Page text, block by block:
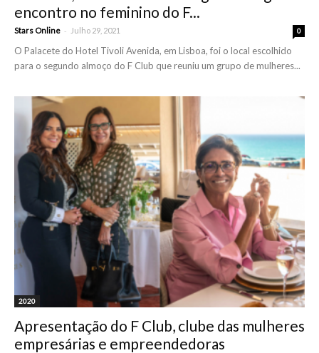
encontro no feminino do F...
Stars Online - Julho 29, 2021 0
O Palacete do Hotel Tivoli Avenida, em Lisboa, foi o local escolhido
para o segundo almoço do F Club que reuniu um grupo de mulheres...
2020
Apresentação do F Club, clube das mulheres
empresárias e empreendedoras